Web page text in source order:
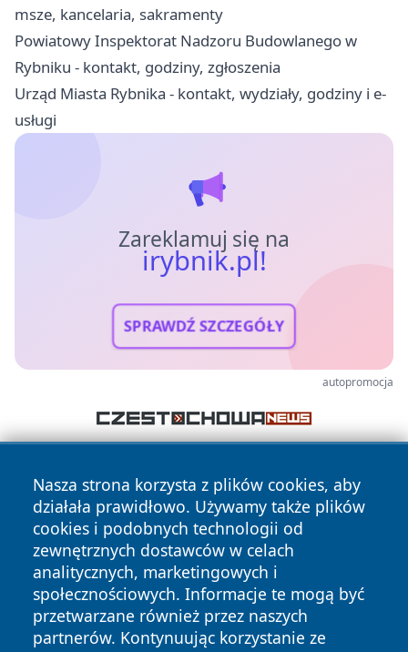
msze, kancelaria, sakramenty
Powiatowy Inspektorat Nadzoru Budowlanego w
Rybniku - kontakt, godziny, zgłoszenia
Urząd Miasta Rybnika - kontakt, wydziały, godziny i e-
usługi
Zareklamuj się na
irybnik.pl!
SPRAWDŹ SZCZEGÓŁY
autopromocja
Nasza strona korzysta z plików cookies, aby
działała prawidłowo. Używamy także plików
cookies i podobnych technologii od
zewnętrznych dostawców w celach
analitycznych, marketingowych i
społecznościowych. Informacje te mogą być
przetwarzane również przez naszych
partnerów. Kontynuując korzystanie ze
Copyright © 2026 irybnik.pl Wszystkie prawa zastrzeżone.
Polityka
Polityka